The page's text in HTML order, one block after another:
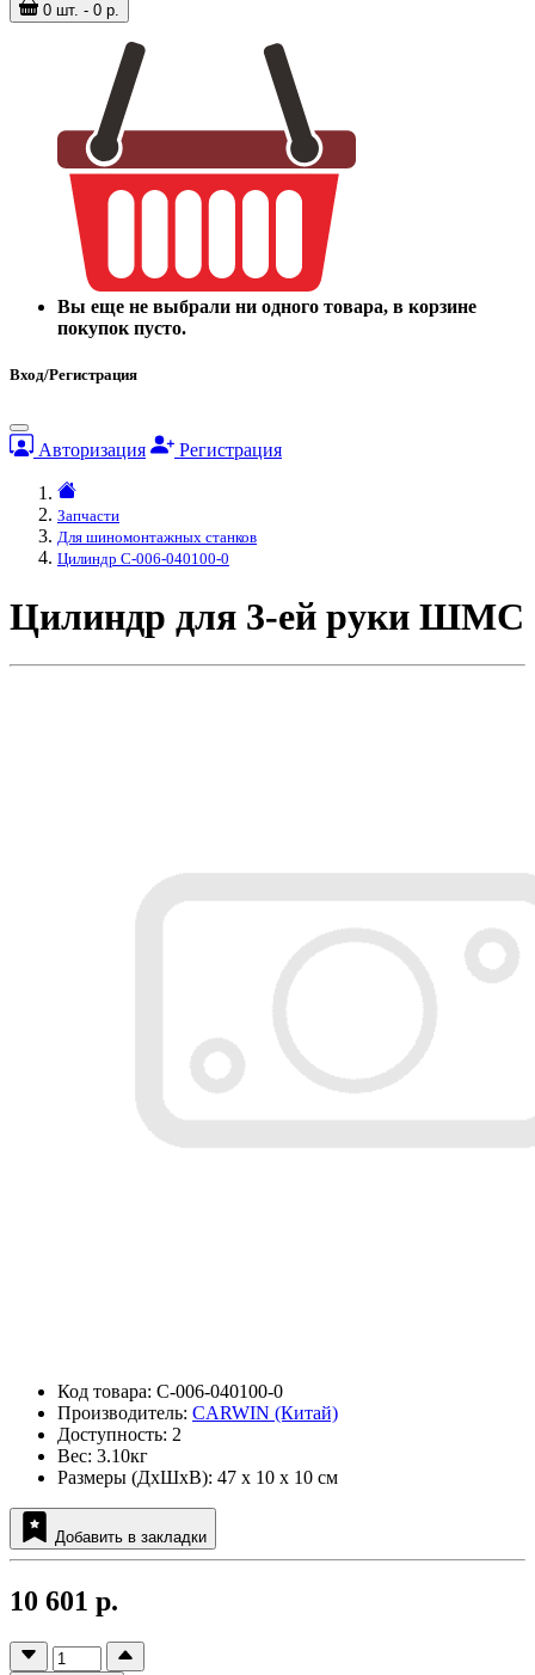
0 шт. - 0 р.
Вы еще не выбрали ни одного товара, в корзине
покупок пусто.
Вход/Регистрация
Авторизация Регистрация
Запчасти
Для шиномонтажных станков
Цилиндр C-006-040100-0
Цилиндр для 3-ей руки ШМС
Код товара: C-006-040100-0
Производитель: CARWIN (Китай)
Доступность: 2
Вес: 3.10кг
Размеры (ДxШxВ): 47 x 10 x 10 см
Добавить в закладки
10 601 р.